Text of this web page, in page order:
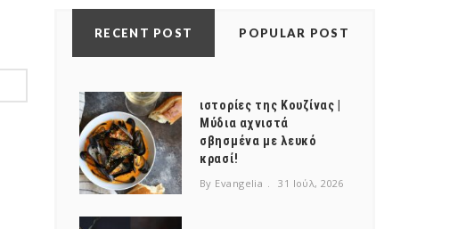
RECENT POST POPULAR POST
ιστορίες της Κουζίνας |
Μύδια αχνιστά
σβησμένα με λευκό
κρασί!
By Evangelia 31 Ιούλ, 2026